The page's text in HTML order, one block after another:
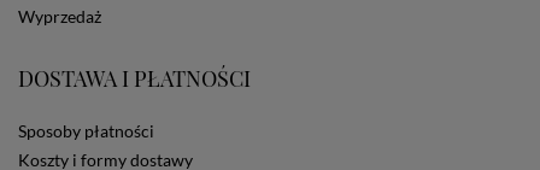
ustawienia swojej przeglądarki.
Wyprzedaż
DOSTAWA I PŁATNOŚCI
Sposoby płatności
Koszty i formy dostawy